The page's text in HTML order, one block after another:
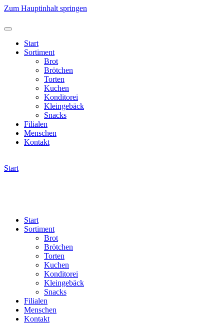
Zum Hauptinhalt springen
Start
Sortiment
Brot
Brötchen
Torten
Kuchen
Konditorei
Kleingebäck
Snacks
Filialen
Menschen
Kontakt
Start
Start
Sortiment
Brot
Brötchen
Torten
Kuchen
Konditorei
Kleingebäck
Snacks
Filialen
Menschen
Kontakt